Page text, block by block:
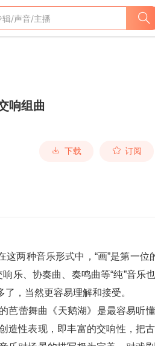
响组曲
下载 订阅
两种音乐形式中，“画”是第一位
乐、协奏曲、奏鸣曲等“纯”音乐
了，当然更容易理解和接受。
蕾舞曲《天鹅湖》是最容易听
造性表现，即丰富的交响性，把